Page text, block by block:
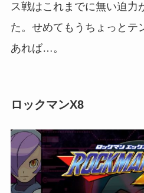
ス戦はこれまでに無い迫力
た。せめてもうちょっとテ
あれば…。
ロックマンX8